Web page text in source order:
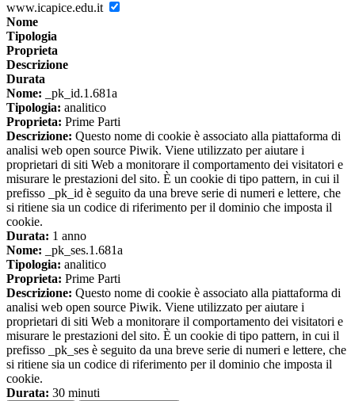
www.icapice.edu.it
Nome
Tipologia
Proprieta
Descrizione
Durata
Nome: _pk_id.1.681a
Tipologia: analitico
Proprieta: Prime Parti
Descrizione: Questo nome di cookie è associato alla piattaforma di
analisi web open source Piwik. Viene utilizzato per aiutare i
proprietari di siti Web a monitorare il comportamento dei visitatori e
misurare le prestazioni del sito. È un cookie di tipo pattern, in cui il
prefisso _pk_id è seguito da una breve serie di numeri e lettere, che
si ritiene sia un codice di riferimento per il dominio che imposta il
cookie.
Durata: 1 anno
Nome: _pk_ses.1.681a
Tipologia: analitico
Proprieta: Prime Parti
Descrizione: Questo nome di cookie è associato alla piattaforma di
analisi web open source Piwik. Viene utilizzato per aiutare i
proprietari di siti Web a monitorare il comportamento dei visitatori e
misurare le prestazioni del sito. È un cookie di tipo pattern, in cui il
prefisso _pk_ses è seguito da una breve serie di numeri e lettere, che
si ritiene sia un codice di riferimento per il dominio che imposta il
cookie.
Durata: 30 minuti